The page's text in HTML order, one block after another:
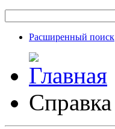
Расширенный поиск
Справка